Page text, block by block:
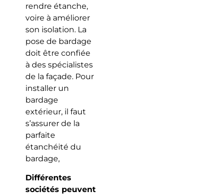
rendre étanche,
voire à améliorer
son isolation. La
pose de bardage
doit être confiée
à des spécialistes
de la façade. Pour
installer un
bardage
extérieur, il faut
s’assurer de la
parfaite
étanchéité du
bardage,
Différentes
sociétés peuvent